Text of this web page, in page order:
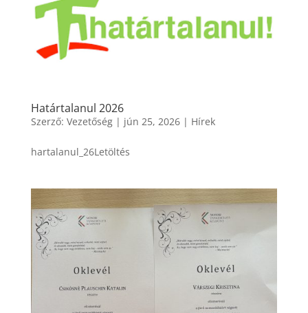
Határtalanul 2026
Szerző: Vezetőség| jún 25, 2026| Hírek
hartalanul_26Letöltés